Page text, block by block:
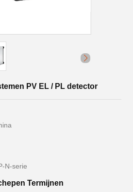
PV EL / PL detector
N-serie
Termijnen